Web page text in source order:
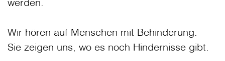
Wir hören auf Menschen mit Behinderung.
Sie zeigen uns, wo es noch Hindernisse gibt.